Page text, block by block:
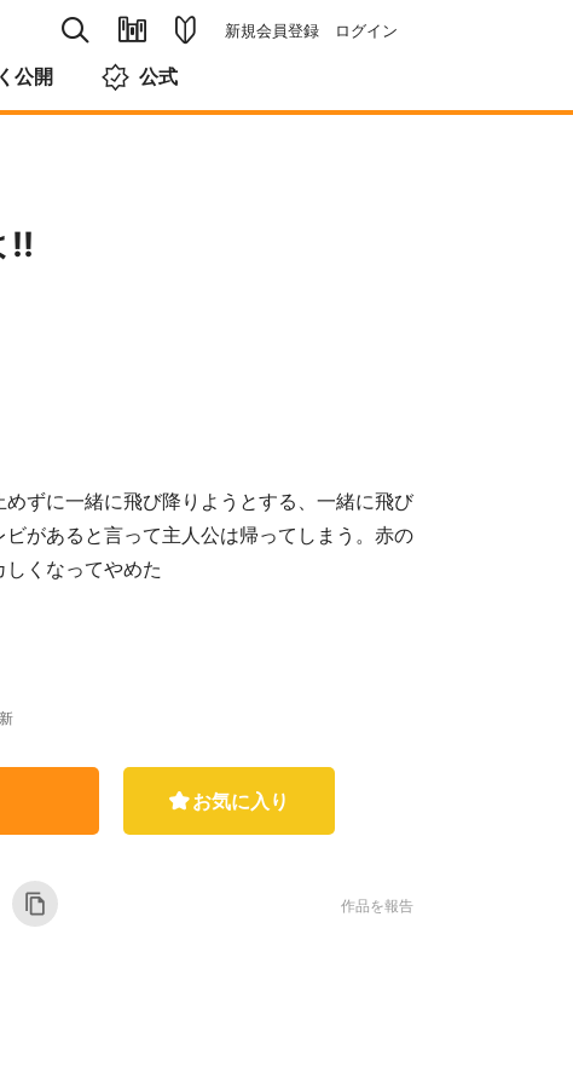
新規会員登録 ログイン
公開 公式
!!
ずに一緒に飛び降りようとする、一緒に飛び
があると言って主人公は帰ってしまう。赤の
くなってやめた
お気に入り
作品を報告